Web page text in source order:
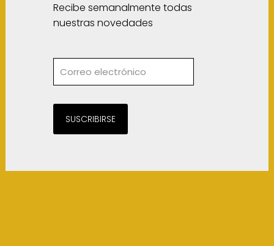
Recibe semanalmente todas
nuestras novedades
SUSCRIBIRSE